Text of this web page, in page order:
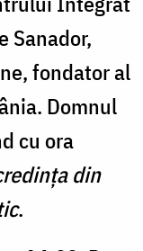
Sanador,
fondator al
Domnul
cu ora
din
.